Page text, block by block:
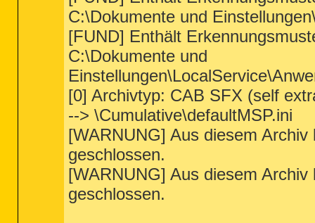
C:\Dokumente und
[FUND] Enthält
C:\Dokumente und
[0] Archivtyp: CAB SFX (self
--> \Cumulative\defaultMSP.ini
[WARNUNG] Aus diesem
geschlossen.
[WARNUNG] Aus diesem
geschlossen.